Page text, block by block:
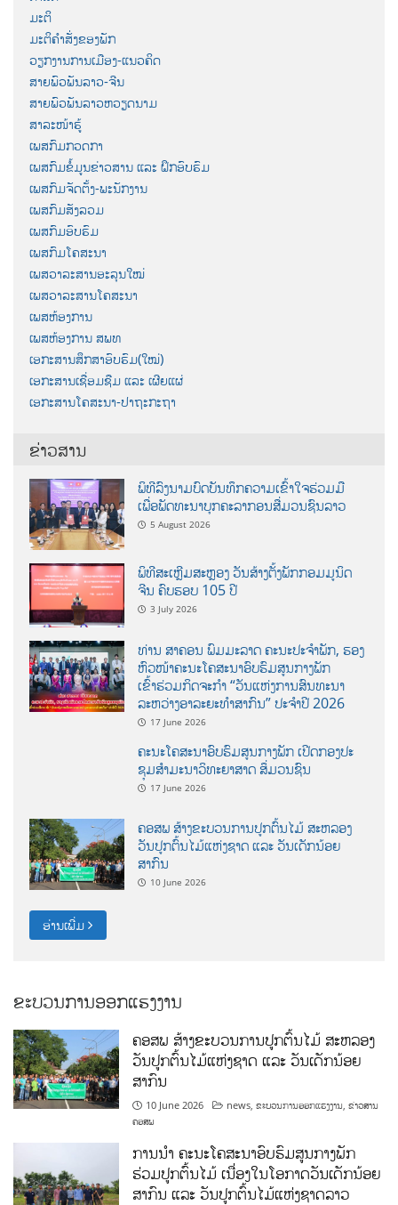
ມະຕິ
ມະຕິຄຳສັ່ງຂອງພັກ
ວຽກງານການເມືອງ-ແນວຄິດ
ສາຍພົວພັນລາວ-ຈີນ
ສາຍພົວພັນລາວຫວຽດນາມ
ສາລະໜ້າຮູ້
ເພສກົມກວດກາ
ເພສກົມຂໍ້ມູນຂ່າວສານ ແລະ ຝຶກອົບຮົມ
ເພສກົມຈັດຕັ້ງ-ພະນັກງານ
ເພສກົມສັງລວມ
ເພສກົມອົບຮົມ
ເພສກົມໂຄສະນາ
ເພສວາລະສານອະລຸນໃໝ່
ເພສວາລະສານໂຄສະນາ
ເພສຫ້ອງການ
ເພສຫ້ອງການ ສພທ
ເອກະສານສຶກສາອົບຮົມ(ໃໝ່)
ເອກະສານເຊື່ອມຊືມ ແລະ ເຜີຍແຜ່
ເອກະສານໂຄສະນາ-ປາຖະກະຖາ
ຂ່າວສານ
ພິທີລົງນາມບົດບັນທຶກຄວາມເຂົ້າໃຈຮ່ວມມື
ເພື່ອພັດທະນາບຸກຄະລາກອນສື່ມວນຊົນລາວ
5 August 2026
ພິທີສະເຫຼີມສະຫຼອງ ວັນສ້າງຕັ້ງພັກກອມມູນິດ
ຈີນ ຄົບຮອບ 105 ປີ
3 July 2026
ທ່ານ ສາຄອນ ພົມມະລາດ ຄະນະປະຈໍາພັກ, ຮອງ
ຫົວໜ້າຄະນະໂຄສະນາອົບຮົມສູນກາງພັກ
ເຂົ້າຮ່ວມກິດຈະກຳ “ວັນແຫ່ງການສົນທະນາ
ລະຫວ່າງອາລະຍະທຳສາກົນ” ປະຈຳປີ 2026
17 June 2026
ຄະນະໂຄສະນາອົບຮົມສູນກາງພັກ ເປີດກອງປະ
ຊຸມສຳມະນາວິທະຍາສາດ ສຶ່ມວນຊົນ
17 June 2026
ຄອສພ ສ້າງຂະບວນການປູກຕົ້ນໄມ້ ສະຫລອງ
ວັນປູກຕົ້ນໄມ້ແຫ່ງຊາດ ແລະ ວັນເດັກນ້ອຍ
ສາກົນ
10 June 2026
ອ່ານເພີ່ມ
ຂະບວນການອອກແຮງງານ
ຄອສພ ສ້າງຂະບວນການປູກຕົ້ນໄມ້ ສະຫລອງ
ວັນປູກຕົ້ນໄມ້ແຫ່ງຊາດ ແລະ ວັນເດັກນ້ອຍ
ສາກົນ
10 June 2026 news ,ຂະບວນການອອກແຮງງານ ,ຂ່າວສານ
ຄອສພ
ການນໍາ ຄະນະໂຄສະນາອົບຮົມສູນກາງພັກ
ຮ່ວມປູກຕົ້ນໄມ້ ເນື່ອງໃນໂອກາດວັນເດັກນ້ອຍ
ສາກົນ ແລະ ວັນປູກຕົ້ນໄມ້ແຫ່ງຊາດລາວ